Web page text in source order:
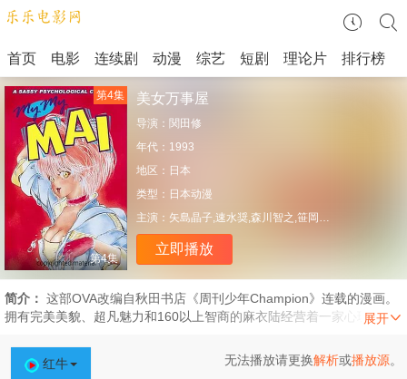
首页 电影 连续剧 动漫 综艺 短剧 理论片 排行榜
第4集
第4集 美女万事屋
导演： 関田修
年代： 1993
地区： 日本
类型： 日本动漫
主演： 矢島晶子,速水奨,森川智之,笹岡繁蔵
立即播放
简介：
拥有完美美貌、超凡魅力和160以上智商的麻衣陆经营着一家心理咨询
魅力，为来访者提供感同身受的建议。这部性感喜剧讲述了麻衣如何让
每一位来访者“进入状态”，并帮助他们解决问题的故事。
红牛 无法播放请更换解析或播放源。